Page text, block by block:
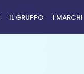
IL GRUPPO I MARCHI